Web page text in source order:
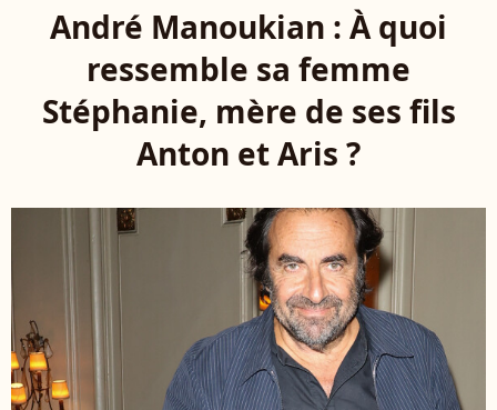
André Manoukian : À quoi
ressemble sa femme
Stéphanie, mère de ses fils
Anton et Aris ?